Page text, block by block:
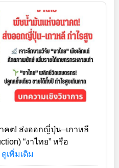
คต! ส่งออกญี่ปุ่น–เกาหลี
“งาไทย” หรือ
ดูเพิ่มเติม